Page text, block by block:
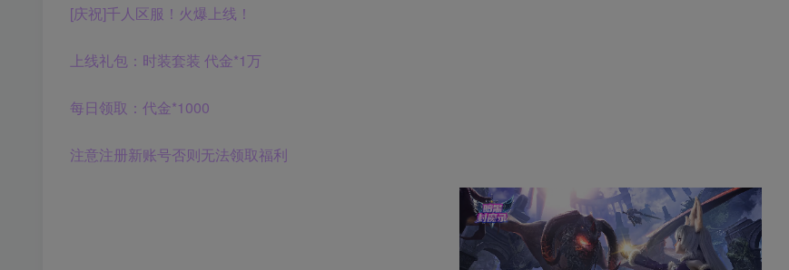
[庆祝]千人区服！火爆上线！
上线礼包：时装套装 代金*1万
每日领取：代金*1000
注意注册新账号否则无法领取福利